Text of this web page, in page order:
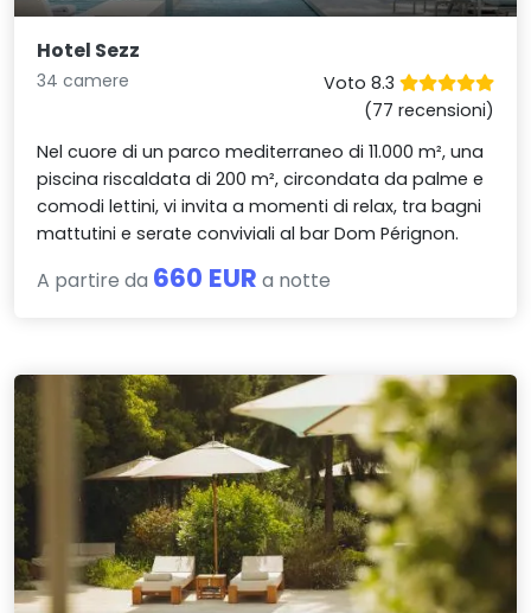
Hotel Sezz
34 camere
Voto 8.3
(77 recensioni)
Nel cuore di un parco mediterraneo di 11.000 m², una
piscina riscaldata di 200 m², circondata da palme e
comodi lettini, vi invita a momenti di relax, tra bagni
mattutini e serate conviviali al bar Dom Pérignon.
A partire da 660 EUR a notte